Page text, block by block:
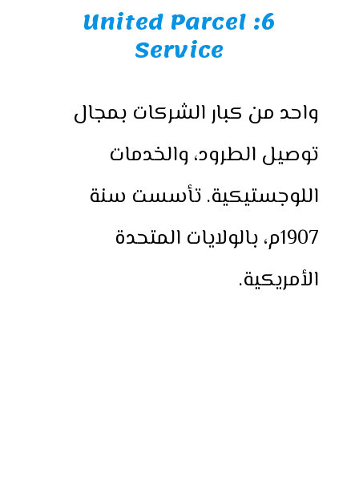
6: United Parcel
Service
واحد من كبار الشركات بمجال
توصيل الطرود، والخدمات
اللوجستيكية. تأسست سنة
1907م، بالولايات المتحدة
الأمريكية.